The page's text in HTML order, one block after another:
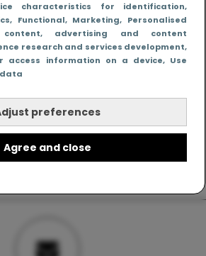
characteristics for identification,
, Functional, Marketing, Personalised
advertising and content
research and services development,
access information on a device, Use
preferences
Agree and close